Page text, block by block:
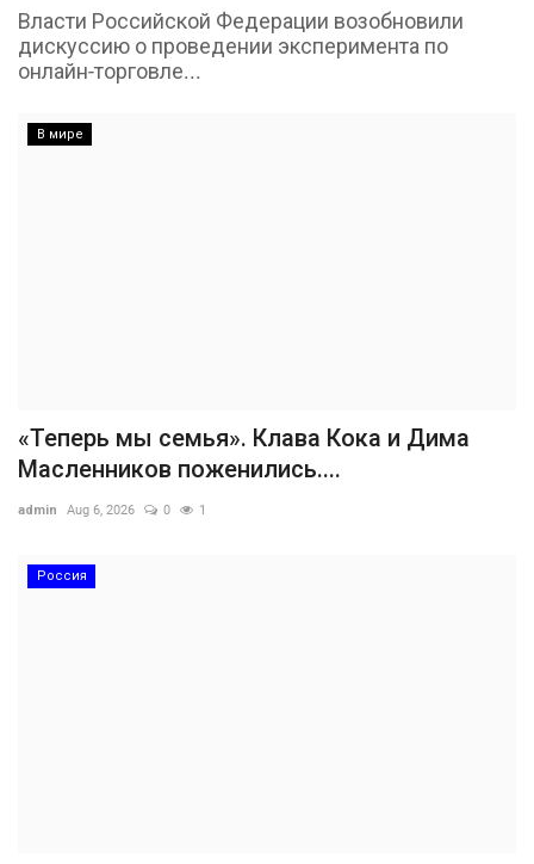
Власти Российской Федерации возобновили
дискуссию о проведении эксперимента по
онлайн-торговле...
В мире
«Теперь мы семья». Клава Кока и Дима
Масленников поженились....
admin Aug 6, 2026 0 1
Россия